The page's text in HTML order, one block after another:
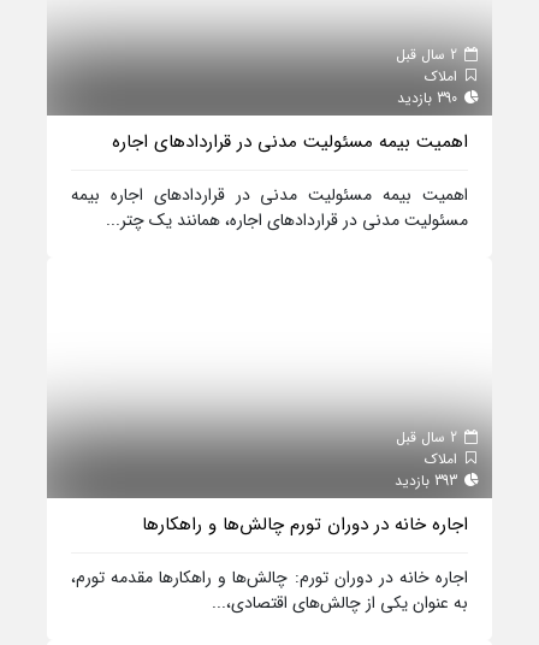
املاک
اهمیت بیمه مسئولیت مدنی در قراردادهای اجاره
اهمیت بیمه مسئولیت مدنی در قراردادهای اجاره بیمه
مسئولیت مدنی در قراردادهای اجاره، همانند یک چتر...
املاک
اجاره خانه در دوران تورم چالش‌ها و راهکارها
اجاره خانه در دوران تورم: چالش‌ها و راهکارها مقدمه تورم،
به عنوان یکی از چالش‌های اقتصادی،...